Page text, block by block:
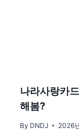
나라사랑카
해봄?
By DNDJ 2026